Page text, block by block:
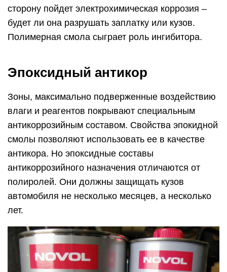
сторону пойдет электрохимическая коррозия –
будет ли она разрушать заплатку или кузов.
Полимерная смола сыграет роль ингибитора.
Эпоксидный антикор
Зоны, максимально подверженные воздействию
влаги и реагентов покрывают специальным
антикоррозийным составом. Свойства эпокидной
смолы позволяют использовать ее в качестве
антикора. Но эпоксидные составы
антикоррозийного назначения отличаются от
полиролей. Они должны защищать кузов
автомобиля не несколько месяцев, а несколько
лет.